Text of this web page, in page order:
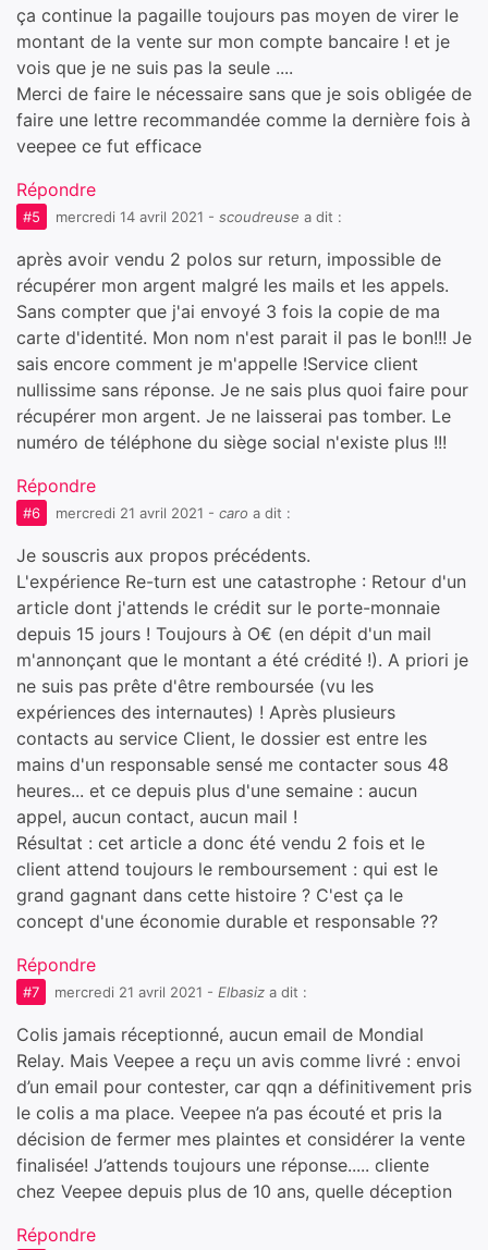
ça continue la pagaille toujours pas moyen de virer le
montant de la vente sur mon compte bancaire ! et je
vois que je ne suis pas la seule ....
Merci de faire le nécessaire sans que je sois obligée de
faire une lettre recommandée comme la dernière fois à
veepee ce fut efficace
Répondre
#5 mercredi 14 avril 2021 - scoudreuse a dit :
après avoir vendu 2 polos sur return, impossible de
récupérer mon argent malgré les mails et les appels.
Sans compter que j'ai envoyé 3 fois la copie de ma
carte d'identité. Mon nom n'est parait il pas le bon!!! Je
sais encore comment je m'appelle !Service client
nullissime sans réponse. Je ne sais plus quoi faire pour
récupérer mon argent. Je ne laisserai pas tomber. Le
numéro de téléphone du siège social n'existe plus !!!
Répondre
#6 mercredi 21 avril 2021 - caro a dit :
Je souscris aux propos précédents.
L'expérience Re-turn est une catastrophe : Retour d'un
article dont j'attends le crédit sur le porte-monnaie
depuis 15 jours ! Toujours à O€ (en dépit d'un mail
m'annonçant que le montant a été crédité !). A priori je
ne suis pas prête d'être remboursée (vu les
expériences des internautes) ! Après plusieurs
contacts au service Client, le dossier est entre les
mains d'un responsable sensé me contacter sous 48
heures... et ce depuis plus d'une semaine : aucun
appel, aucun contact, aucun mail !
Résultat : cet article a donc été vendu 2 fois et le
client attend toujours le remboursement : qui est le
grand gagnant dans cette histoire ? C'est ça le
concept d'une économie durable et responsable ??
Répondre
#7 mercredi 21 avril 2021 - Elbasiz a dit :
Colis jamais réceptionné, aucun email de Mondial
Relay. Mais Veepee a reçu un avis comme livré : envoi
d’un email pour contester, car qqn a définitivement pris
le colis a ma place. Veepee n’a pas écouté et pris la
décision de fermer mes plaintes et considérer la vente
finalisée! J’attends toujours une réponse..... cliente
chez Veepee depuis plus de 10 ans, quelle déception
Répondre